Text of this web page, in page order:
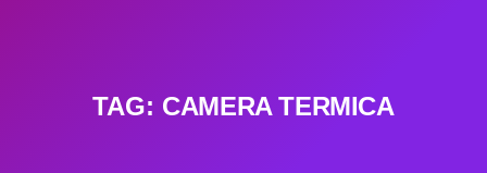
TAG: CAMERA TERMICA